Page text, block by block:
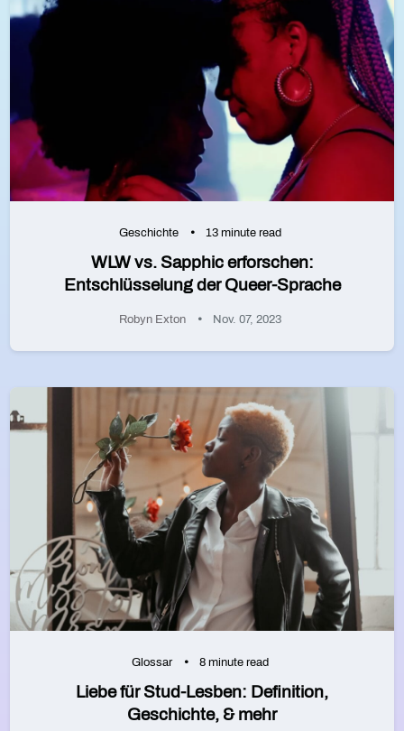
Geschichte 13 minute read
WLW vs. Sapphic erforschen:
Entschlüsselung der Queer-Sprache
Robyn Exton Nov. 07, 2023
Glossar 8 minute read
Liebe für Stud-Lesben: Definition,
Geschichte, & mehr